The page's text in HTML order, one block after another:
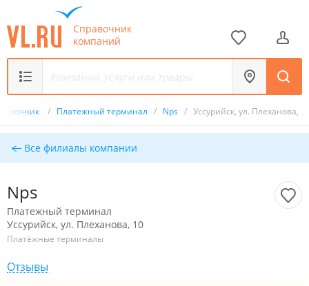
Справочник
компаний
/ Платежный терминал / Nps / Уссурийск, ул. Плеханова,
Все филиалы компании
Nps
Платежный терминал
Уссурийск, ул. Плеханова, 10
Платёжные терминалы
Отзывы